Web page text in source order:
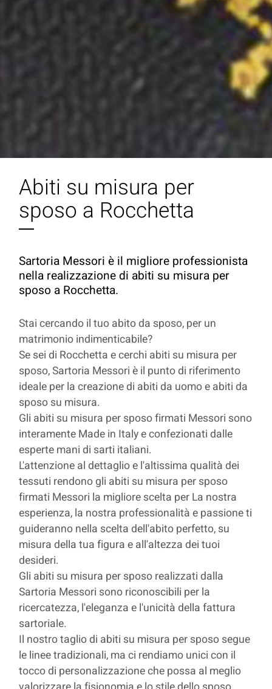
Abiti su misura per
sposo a Rocchetta
Sartoria Messori è il migliore professionista
nella realizzazione di abiti su misura per
sposo a Rocchetta.
Stai cercando il tuo abito da sposo, per un
matrimonio indimenticabile?
Se sei di Rocchetta e cerchi abiti su misura per
sposo, Sartoria Messori è il punto di riferimento
ideale per la creazione di abiti da uomo e abiti da
sposo su misura.
Gli abiti su misura per sposo firmati Messori sono
interamente Made in Italy e confezionati dalle
esperte mani di sarti italiani.
L'attenzione al dettaglio e l'altissima qualità dei
tessuti rendono gli abiti su misura per sposo
firmati Messori la migliore scelta per La nostra
esperienza, la nostra professionalità e passione ti
guideranno nella scelta dell'abito perfetto, su
misura della tua figura e all'altezza dei tuoi
desideri.
Gli abiti su misura per sposo realizzati dalla
Sartoria Messori sono riconoscibili per la
ricercatezza, l'eleganza e l'unicità della fattura
sartoriale.
Il nostro taglio di abiti su misura per sposo segue
le linee tradizionali, ma ci rendiamo unici con il
tocco di personalizzazione che possa al meglio